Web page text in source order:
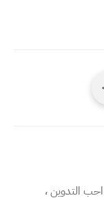
التدوين ،